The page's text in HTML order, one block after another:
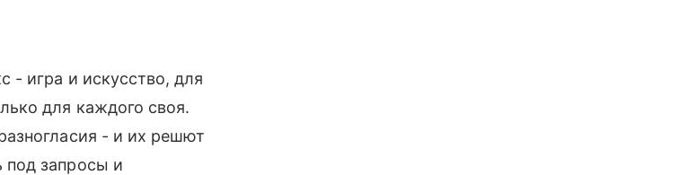
- игра и искусство, для
для каждого своя.
- и их решют
под запросы и